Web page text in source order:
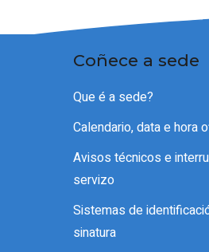
Coñece a sede
Que é a sede?
Calendario, data e hora
Avisos técnicos e
servizo
Sistemas de
sinatura